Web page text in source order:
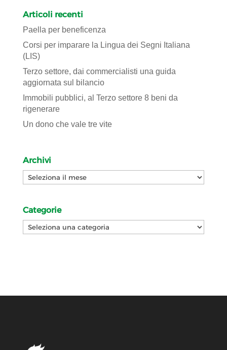
Articoli recenti
Paella per beneficenza
Corsi per imparare la Lingua dei Segni Italiana
(LIS)
Terzo settore, dai commercialisti una guida
aggiornata sul bilancio
Immobili pubblici, al Terzo settore 8 beni da
rigenerare
Un dono che vale tre vite
Archivi
Archivi
Categorie
Categorie